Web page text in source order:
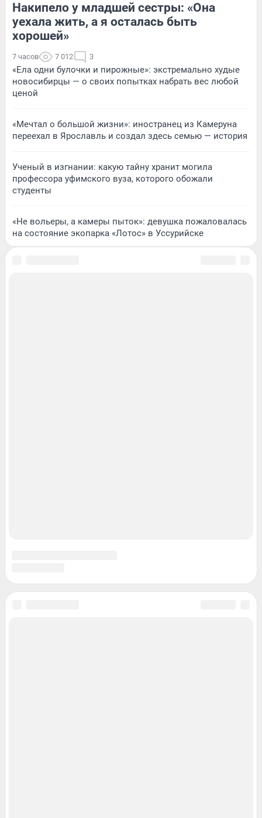
Накипело у младшей сестры: «Она
уехала жить, а я осталась быть
хорошей»
7 часов 7 012 3
«Ела одни булочки и пирожные»: экстремально худые
новосибирцы — о своих попытках набрать вес любой
ценой
«Мечтал о большой жизни»: иностранец из Камеруна
переехал в Ярославль и создал здесь семью — история
Ученый в изгнании: какую тайну хранит могила
профессора уфимского вуза, которого обожали
студенты
«Не вольеры, а камеры пыток»: девушка пожаловалась
на состояние экопарка «Лотос» в Уссурийске